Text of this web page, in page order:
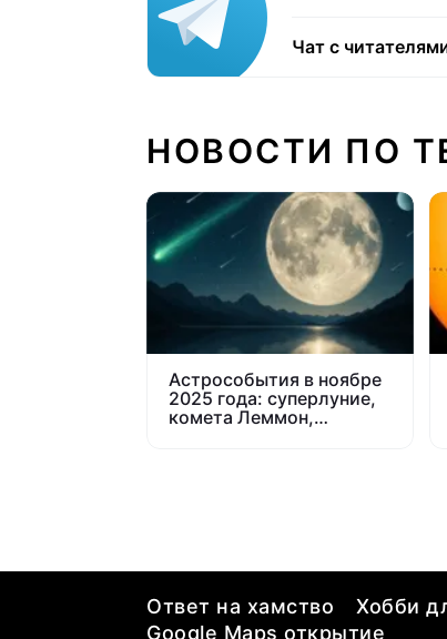
Чат с
НОВОСТИ ПО
Астрособытия в ноябре
2025 года: суперлуние,
комета Леммон,
Ответ на хамство Хобби
Google Maps открытие